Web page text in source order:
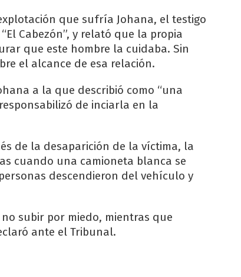
que sufría Johana, el testigo
Cabezón”, y relató que la propia
que este hombre la cuidaba. Sin
el alcance de esa relación.
a la que describió como “una
de inciarla en la
de la desaparición de la víctima, la
cuando una camioneta blanca se
descendieron del vehículo y
subir por miedo, mientras que
ante el Tribunal.